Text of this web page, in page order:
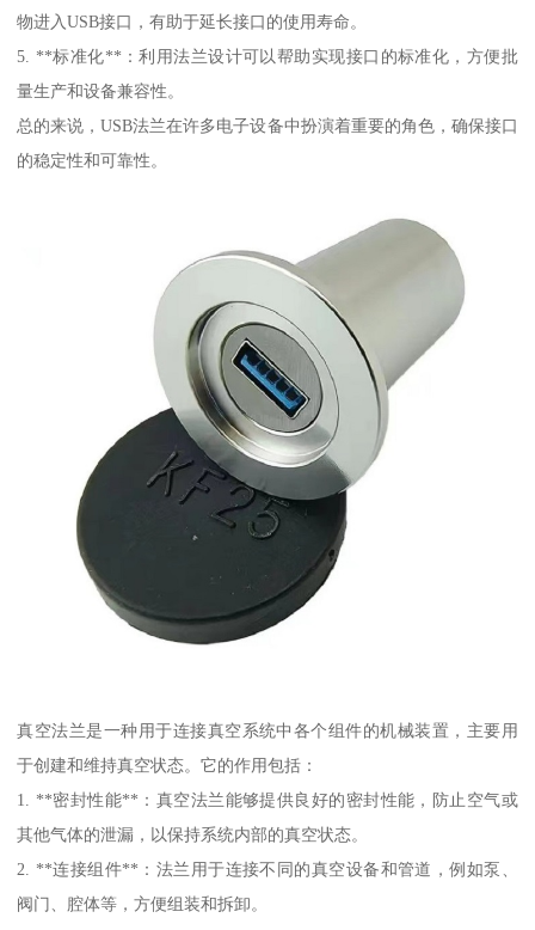
物进入USB接口，有助于延长接口的使用寿命。
5. **标准化**：利用法兰设计可以帮助实现接口的标准化，方便批
量生产和设备兼容性。
总的来说，USB法兰在许多电子设备中扮演着重要的角色，确保接口
的稳定性和可靠性。
真空法兰是一种用于连接真空系统中各个组件的机械装置，主要用
于创建和维持真空状态。它的作用包括：
1. **密封性能**：真空法兰能够提供良好的密封性能，防止空气或
其他气体的泄漏，以保持系统内部的真空状态。
2. **连接组件**：法兰用于连接不同的真空设备和管道，例如泵、
阀门、腔体等，方便组装和拆卸。